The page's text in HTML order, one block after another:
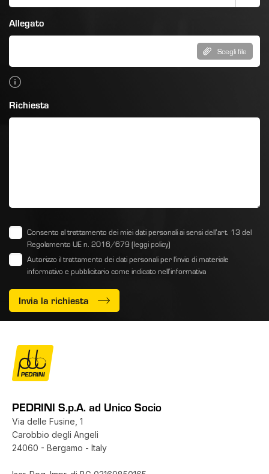
Allegato
Scegli file
Richiesta
Consento al trattamento dei miei dati personali ai sensi dell’art. 13 del
Regolamento UE n. 2016/679 (leggi policy)
Autorizzo il trattamento dei dati personali per l'invio di materiale
informativo e pubblicitario come indicato nell’informativa
Invia la richiesta
PEDRINI S.p.A. ad Unico Socio
Via delle Fusine, 1
Carobbio degli Angeli
24060 - Bergamo - Italy